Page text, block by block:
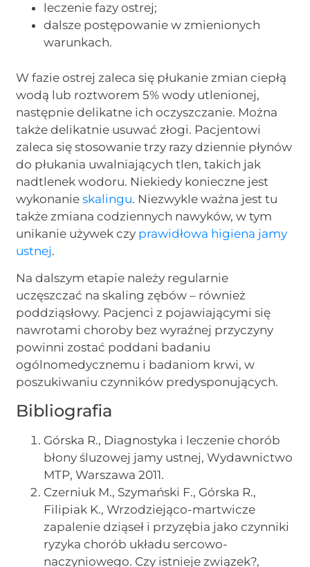
leczenie fazy ostrej;
dalsze postępowanie w zmienionych
warunkach.
W fazie ostrej zaleca się płukanie zmian ciepłą
wodą lub roztworem 5% wody utlenionej,
następnie delikatne ich oczyszczanie. Można
także delikatnie usuwać złogi. Pacjentowi
zaleca się stosowanie trzy razy dziennie płynów
do płukania uwalniających tlen, takich jak
nadtlenek wodoru. Niekiedy konieczne jest
wykonanieskalingu. Niezwykle ważna jest tu
także zmiana codziennych nawyków, w tym
unikanie używek czy prawidłowa higiena jamy
ustnej.
Na dalszym etapie należy regularnie
uczęszczać na skaling zębów – również
poddziąsłowy. Pacjenci z pojawiającymi się
nawrotami choroby bez wyraźnej przyczyny
powinni zostać poddani badaniu
ogólnomedycznemu i badaniom krwi, w
poszukiwaniu czynników predysponujących.
Bibliografia
Górska R., Diagnostyka i leczenie chorób
błony śluzowej jamy ustnej, Wydawnictwo
MTP, Warszawa 2011.
Czerniuk M., Szymański F., Górska R.,
Filipiak K., Wrzodziejąco-martwicze
zapalenie dziąseł i przyzębia jako czynniki
ryzyka chorób układu sercowo-
naczyniowego. Czy istnieje związek?,